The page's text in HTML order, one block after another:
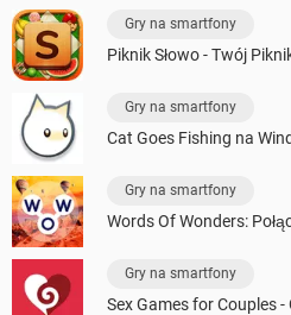
Gry na smartfony
Piknik Słowo - Twój
Gry na smartfony
Cat Goes Fishing na
Gry na smartfony
Words Of Wonders:
Gry na smartfony
Sex Games for Couples